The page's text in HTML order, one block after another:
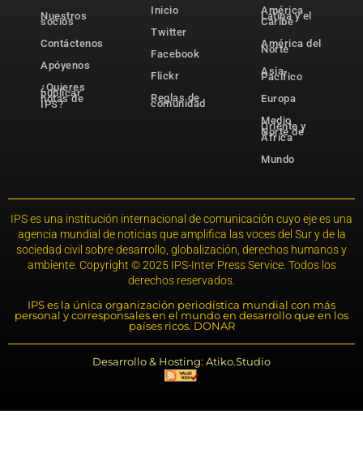
Nuestros
socios
Contáctenos
Apóyenos
¿Quieres
publicar
notas de
IPS?
Inicio
Twitter
Facebook
Flickr
Reglas de
comunidad
América
Latina y el
Caribe
América del
Norte
Asia-
Pacífico
Europa
Medio
Oriente y
Norte de
África
Mundo
IPS es una institución internacional de comunicación cuyo eje es una
agencia mundial de noticias que amplifica las voces del Sur y de la
sociedad civil sobre desarrollo, globalización, derechos humanos y
ambiente. Copyright © 2025 IPS-Inter Press Service. Todos los
derechos reservados.
IPS es la única organización periodística mundial con más
personal y corresponsales en el mundo en desarrollo que en los
países ricos. DONAR
Desarrollo & Hosting: Atiko.Studio